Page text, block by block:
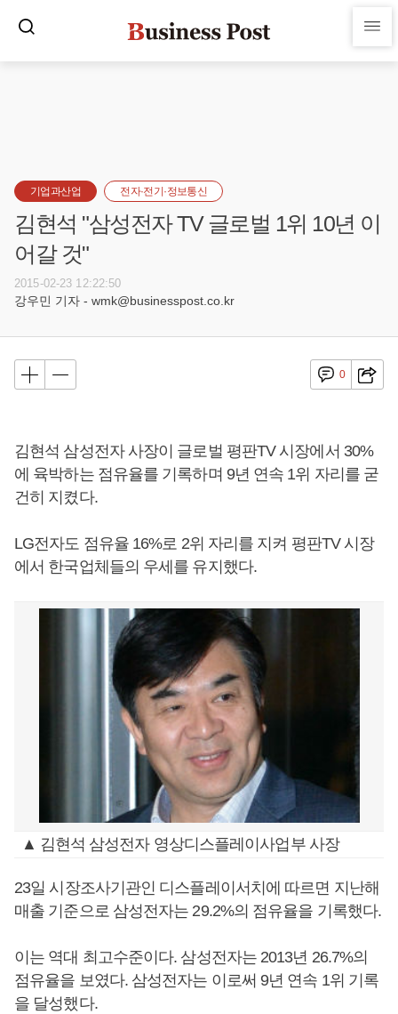
기업과산업 전자·전기·정보통신
김현석 "삼성전자 TV 글로벌 1위 10년 이
어갈 것"
2015-02-23 12:22:50
강우민 기자 - wmk@businesspost.co.kr
0
김현석 삼성전자 사장이 글로벌 평판TV 시장에서 30%
에 육박하는 점유율를 기록하며 9년 연속 1위 자리를 굳
건히 지켰다.
LG전자도 점유율 16%로 2위 자리를 지켜 평판TV 시장
에서 한국업체들의 우세를 유지했다.
▲ 김현석 삼성전자 영상디스플레이사업부 사장
23일 시장조사기관인 디스플레이서치에 따르면 지난해
매출 기준으로 삼성전자는 29.2%의 점유율을 기록했다.
이는 역대 최고수준이다. 삼성전자는 2013년 26.7%의
점유율을 보였다. 삼성전자는 이로써 9년 연속 1위 기록
을 달성했다.